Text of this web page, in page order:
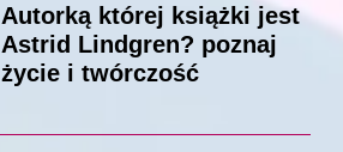
Autorką której książki jest
Astrid Lindgren? poznaj
życie i twórczość